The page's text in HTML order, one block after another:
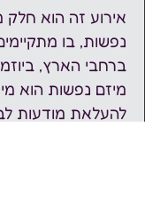
אירוע זה הוא חלק
נפשות, בו
ברחבי הארץ,
מיזם נפשות הוא
להעלאת מודעות